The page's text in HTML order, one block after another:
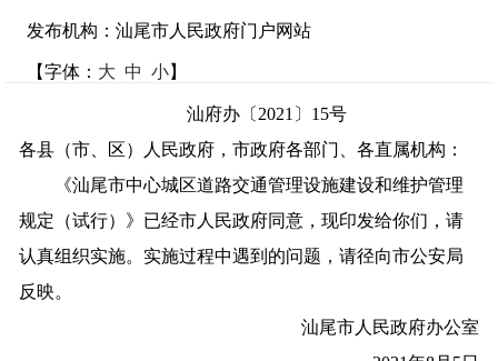
发布机构：汕尾市人民政府门户网站
【字体： 大 中 小】
汕府办〔2021〕15号
各县（市、区）人民政府，市政府各部门、各直属机构：
《汕尾市中心城区道路交通管理设施建设和维护管理
规定（试行）》已经市人民政府同意，现印发给你们，请
认真组织实施。实施过程中遇到的问题，请径向市公安局
反映。
汕尾市人民政府办公室